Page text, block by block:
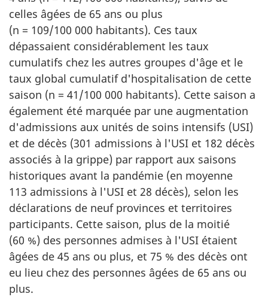
celles âgées de 65 ans ou plus
(n = 109/100 000 habitants). Ces taux
dépassaient considérablement les taux
cumulatifs chez les autres groupes d'âge et le
taux global cumulatif d'hospitalisation de cette
saison (n = 41/100 000 habitants). Cette saison a
également été marquée par une augmentation
d'admissions aux unités de soins intensifs (USI)
et de décès (301 admissions à l'USI et 182 décès
associés à la grippe) par rapport aux saisons
historiques avant la pandémie (en moyenne
113 admissions à l'USI et 28 décès), selon les
déclarations de neuf provinces et territoires
participants. Cette saison, plus de la moitié
(60 %) des personnes admises à l'USI étaient
âgées de 45 ans ou plus, et 75 % des décès ont
eu lieu chez des personnes âgées de 65 ans ou
plus.